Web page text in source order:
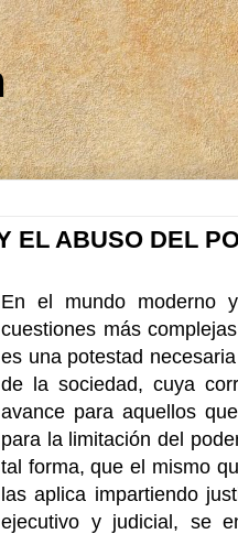
EL ABUSO DEL
En el mundo moderno
cuestiones más
es una potestad
de la sociedad, cuya
avance para aquellos
para la limitación del
tal forma, que el mismo
las aplica impartiendo
ejecutivo y judicial, se